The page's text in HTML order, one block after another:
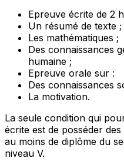
Epreuve écrite de 2
Un résumé de texte ;
Les mathématiques ;
Des connaissances
humaine ;
Epreuve orale sur :
Des connaissances
La motivation.
La seule condition qui
écrite est de posséder
au moins de diplôme du
niveau V.